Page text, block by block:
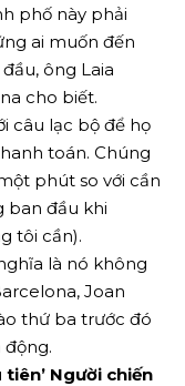
phố này phải
ai muốn đến
ông Laia
cho biết.
câu lạc bộ để họ
toán. Chúng
phút so với cần
ban đầu khi
tôi cần).
là nó không
​​Joan
thứ ba trước đó
tiên’ Người chiến